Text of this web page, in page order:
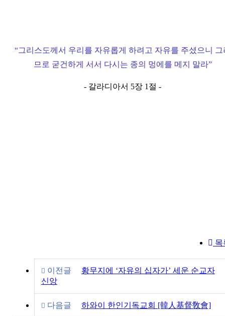
“그리스도께서 우리를 자유롭게 하려고 자유를 주셨으니 그
므로 굳건하게 서서 다시는 종의 멍에를 메지 말라”
- 갈라디아서 5장 1절 -
목
이전글
황무지에 ‘자유의 십자가’ 세운 순교자
신앙
다음글 하와이 한인기독교회 [韓人基督敎會]